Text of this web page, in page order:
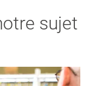
sujet